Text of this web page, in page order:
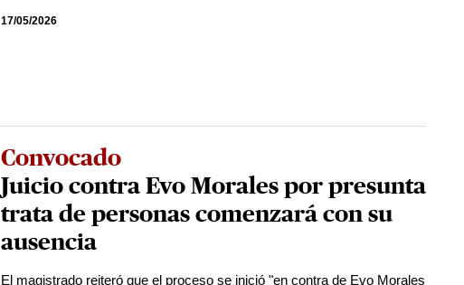
17/05/2026
Convocado
Juicio contra Evo Morales por presunta
trata de personas comenzará con su
ausencia
El magistrado reiteró que el proceso se inició "en contra de Evo Morales